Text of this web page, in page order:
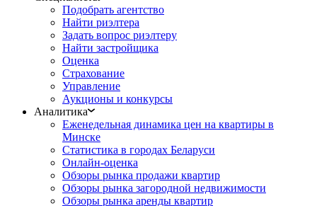
Подобрать агентство
Найти риэлтера
Задать вопрос риэлтеру
Найти застройщика
Оценка
Страхование
Управление
Аукционы и конкурсы
Аналитика
Еженедельная динамика цен на квартиры в
Минске
Статистика в городах Беларуси
Онлайн-оценка
Обзоры рынка продажи квартир
Обзоры рынка загородной недвижимости
Обзоры рынка аренды квартир